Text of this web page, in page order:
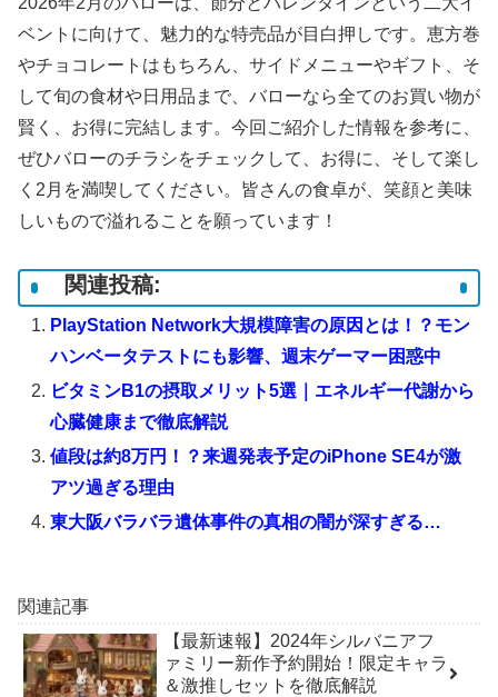
ベントに向けて、魅力的な特売品が目白押しです。恵方巻
やチョコレートはもちろん、サイドメニューやギフト、そ
して旬の食材や日用品まで、バローなら全てのお買い物が
賢く、お得に完結します。今回ご紹介した情報を参考に、
ぜひバローのチラシをチェックして、お得に、そして楽し
く2月を満喫してください。皆さんの食卓が、笑顔と美味
しいもので溢れることを願っています！
関連投稿:
PlayStation Network大規模障害の原因とは！？モン
ハンベータテストにも影響、週末ゲーマー困惑中
ビタミンB1の摂取メリット5選｜エネルギー代謝から
心臓健康まで徹底解説
値段は約8万円！？来週発表予定のiPhone SE4が激
アツ過ぎる理由
東大阪バラバラ遺体事件の真相の闇が深すぎる…
関連記事
【最新速報】2024年シルバニアフ
ァミリー新作予約開始！限定キャラ
＆激推しセットを徹底解説